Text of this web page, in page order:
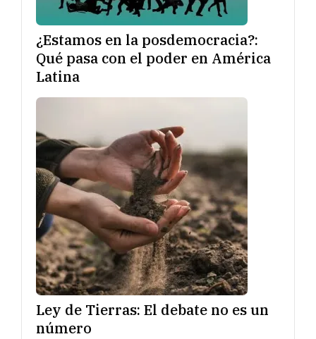
¿Estamos en la posdemocracia?:
Qué pasa con el poder en América
Latina
Ley de Tierras: El debate no es un
número